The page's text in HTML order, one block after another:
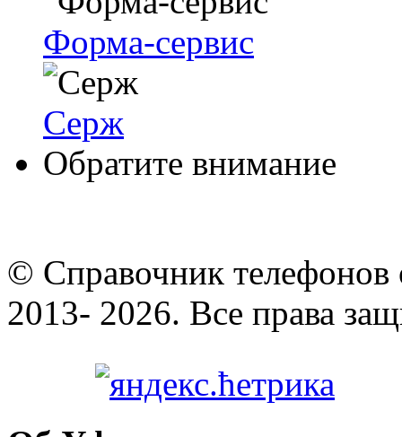
Форма-сервис
Серж
Обратите внимание
© Cправочник телефонов
2013- 2026. Все права